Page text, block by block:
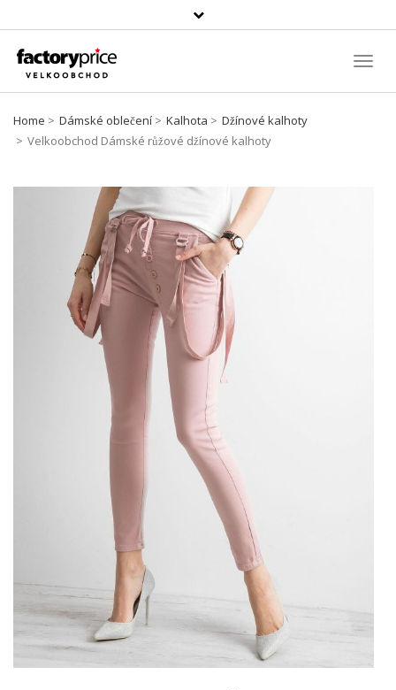
Vyhledávání
Home Dámské oblečení Kalhota
Džínové kalhoty
Velkoobchod Dámské růžové džínové kalhoty